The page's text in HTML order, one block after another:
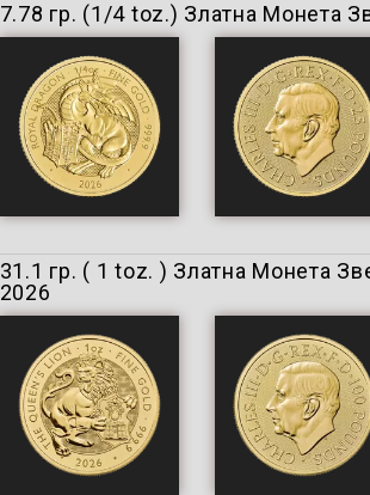
7.78 гр. (1/4 toz.) Златна Монета
31.1 гр. ( 1 toz. ) Златна Монета
2026